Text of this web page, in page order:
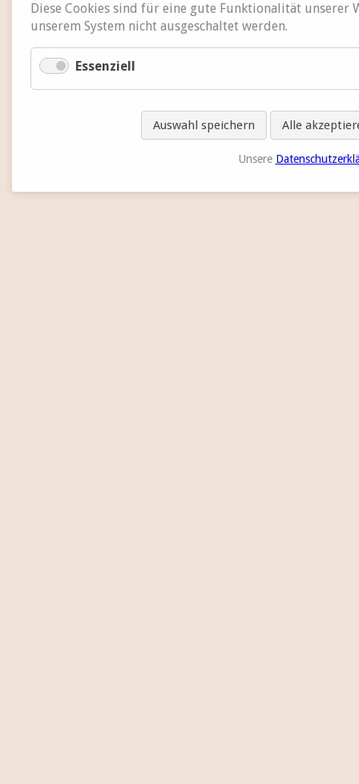
Diese Cookies sind für eine gute Funktionalität
unserem System nicht ausgeschaltet werden.
Essenziell
Auswahl speichern Alle
Unsere